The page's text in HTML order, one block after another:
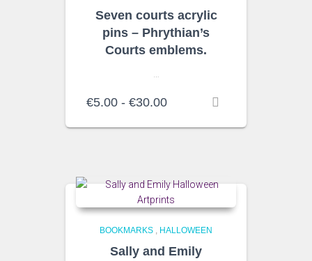
Seven courts acrylic
pins – Phrythian’s
Courts emblems.
€5.00 - €30.00Rango
precios:
€30.00
BOOKMARKS , HALLOWEEN
Sally and Emily